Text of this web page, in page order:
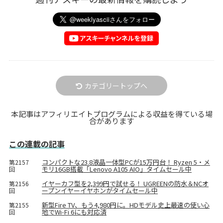
カテゴリートップへ
本記事はアフィリエイトプログラムによる収益を得ている場
合があります
この連載の記事
第2157
回
コンパクトな23.8液晶一体型PCが15万円台！ Ryzen 5・メ
モリ16GB搭載「Lenovo A105 AIO」タイムセール中
第2156
回
イヤーカフ型を2,399円で試せる！ UGREENの防水＆NCオ
ープンイヤーイヤホンがタイムセール中
第2155
回
新型Fire TV、もう4,980円に。HDモデル史上最速の使い心
地でWi-Fi 6にも対応済